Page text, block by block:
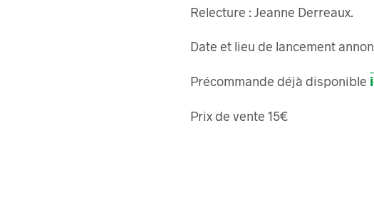
Relecture : Jeanne Derreaux.
Date et lieu de lancement
Précommande déjà disponible
Prix de vente 15€